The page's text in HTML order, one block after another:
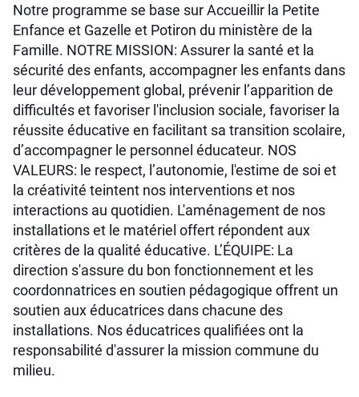
Notre programme se base sur Accueillir la Petite
Enfance et Gazelle et Potiron du ministère de la
Famille. NOTRE MISSION: Assurer la santé et la
sécurité des enfants, accompagner les enfants dans
leur développement global, prévenir l’apparition de
difficultés et favoriser l'inclusion sociale, favoriser la
réussite éducative en facilitant sa transition scolaire,
d’accompagner le personnel éducateur. NOS
VALEURS: le respect, l’autonomie, l'estime de soi et
la créativité teintent nos interventions et nos
interactions au quotidien. L'aménagement de nos
installations et le matériel offert répondent aux
critères de la qualité éducative. L’ÉQUIPE: La
direction s'assure du bon fonctionnement et les
coordonnatrices en soutien pédagogique offrent un
soutien aux éducatrices dans chacune des
installations. Nos éducatrices qualifiées ont la
responsabilité d'assurer la mission commune du
milieu.